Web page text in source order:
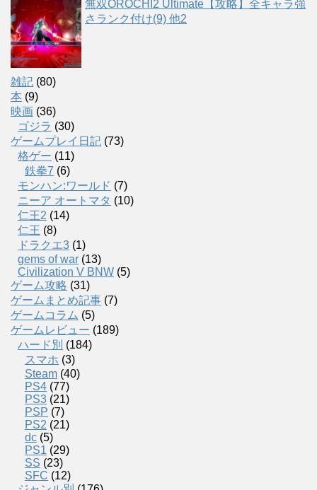
無双OROCHI2 Ultimate【攻略】全キャラ強
さランク付け(9) 他2
雑記 (80)
本 (9)
映画 (36)
ゴジラ (30)
ゲームプレイ日記 (73)
格ゲー (11)
鉄拳7 (6)
モンハン:ワールド (7)
ニーア オートマタ (10)
仁王2 (14)
仁王 (8)
ドラクエ3 (1)
gems of war (13)
Civilization V BNW (5)
ゲーム攻略 (31)
ゲームまとめ記事 (7)
ゲームコラム (5)
ゲームレビュー (189)
ハード別 (184)
スマホ (3)
Steam (40)
PS4 (77)
PS3 (21)
PSP (7)
PS2 (21)
dc (5)
PS1 (29)
SS (23)
SFC (12)